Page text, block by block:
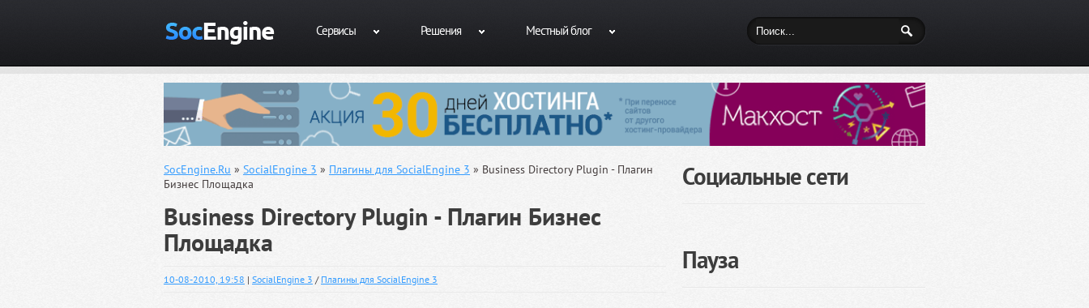
Сервисы Решения Местный блог
SocEngine.Ru » SocialEngine 3 » Плагины для SocialEngine 3 » Business Directory Plugin - Плагин
Бизнес Площадка
Business Directory Plugin - Плагин Бизнес
Площадка
10-08-2010, 19:58 | SocialEngine 3 / Плагины для SocialEngine 3
Социальные сети
Пауза